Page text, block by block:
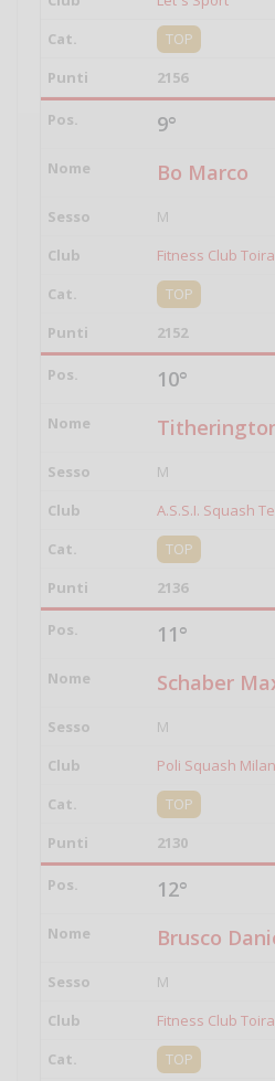
TOP
2156
9°
Bo Marco
M
Fitness Club
TOP
2152
10°
M
A.S.S.I. Squash
TOP
2136
11°
Schaber
M
Poli Squash
TOP
2130
12°
Brusco
M
Fitness Club
TOP